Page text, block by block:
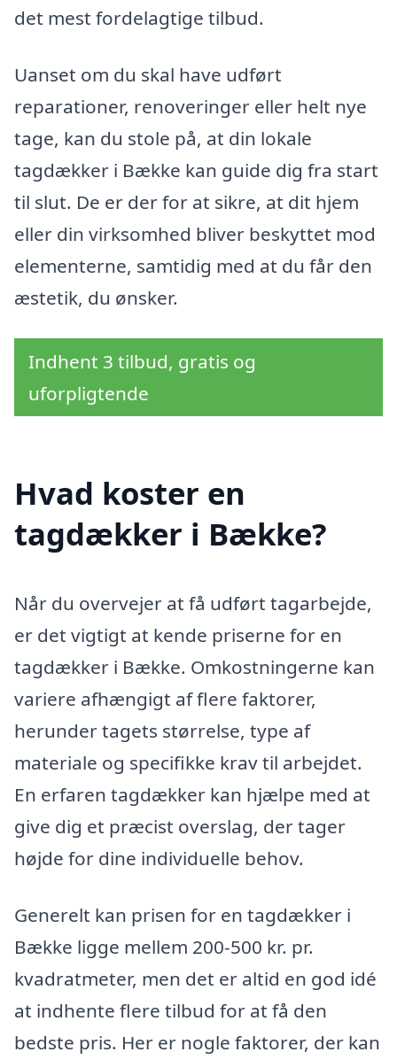
det mest fordelagtige tilbud.
Uanset om du skal have udført
reparationer, renoveringer eller helt nye
tage, kan du stole på, at din lokale
tagdækker i Bække kan guide dig fra start
til slut. De er der for at sikre, at dit hjem
eller din virksomhed bliver beskyttet mod
elementerne, samtidig med at du får den
æstetik, du ønsker.
Indhent 3 tilbud, gratis og
uforpligtende
Hvad koster en
tagdækker i Bække?
Når du overvejer at få udført tagarbejde,
er det vigtigt at kende priserne for en
tagdækker i Bække. Omkostningerne kan
variere afhængigt af flere faktorer,
herunder tagets størrelse, type af
materiale og specifikke krav til arbejdet.
En erfaren tagdækker kan hjælpe med at
give dig et præcist overslag, der tager
højde for dine individuelle behov.
Generelt kan prisen for en tagdækker i
Bække ligge mellem 200-500 kr. pr.
kvadratmeter, men det er altid en god idé
at indhente flere tilbud for at få den
bedste pris. Her er nogle faktorer, der kan